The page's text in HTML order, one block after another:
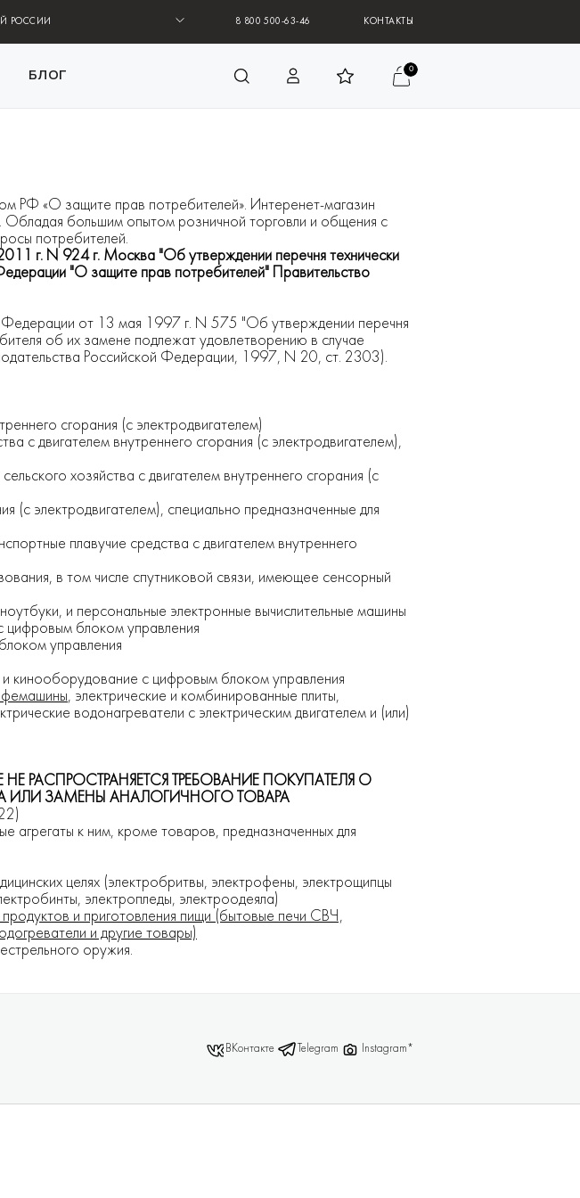
РОССИИ 8 800 500-63-46 КОНТАКТЫ
БЛОГ 0
РФ «О защите прав потребителей». Интеренет-магазин
Обладая большим опытом розничной торговли и общения с
потребителей.
г. N 924 г. Москва "Об утверждении перечня технически
"О защите прав потребителей" Правительство
Федерации от 13 мая 1997 г. N 575 "Об утверждении перечня
об их замене подлежат удовлетворению в случае
Российской Федерации, 1997, N 20, ст. 2303).
сгорания (с электродвигателем)
с двигателем внутреннего сгорания (с электродвигателем),
хозяйства с двигателем внутреннего сгорания (с
(с электродвигателем), специально предназначенные для
плавучие средства с двигателем внутреннего
в том числе спутниковой связи, имеющее сенсорный
и персональные электронные вычислительные машины
цифровым блоком управления
управления
кинооборудование с цифровым блоком управления
, электрические и комбинированные плиты,
водонагреватели с электрическим двигателем и (или)
РАСПРОСТРАНЯЕТСЯ ТРЕБОВАНИЕ ПОКУПАТЕЛЯ О
ИЛИ ЗАМЕНЫ АНАЛОГИЧНОГО ТОВАРА
агрегаты к ним, кроме товаров, предназначенных для
целях (электробритвы, электрофены, электрощипцы
электропледы, электроодеяла)
и приготовления пищи (бытовые печи СВЧ,
и другие товары)
оружия.
ВКонтакте Telegram Instagram*